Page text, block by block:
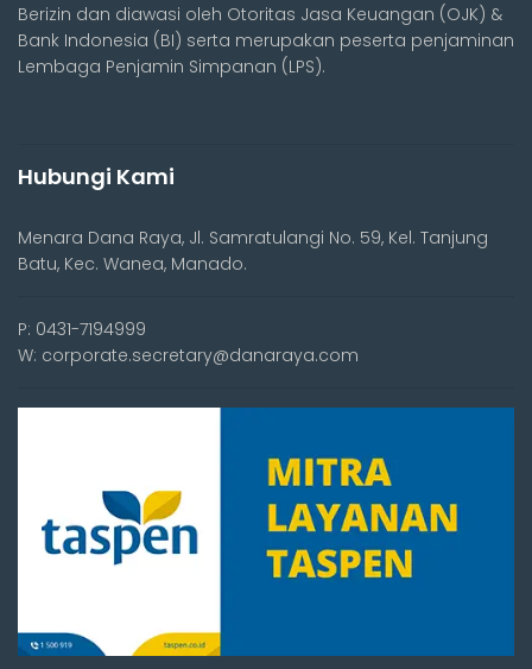
Berizin dan diawasi oleh Otoritas Jasa Keuangan (OJK) &
Bank Indonesia (BI) serta merupakan peserta penjaminan
Lembaga Penjamin Simpanan (LPS).
Hubungi Kami
Menara Dana Raya, Jl. Samratulangi No. 59, Kel. Tanjung
Batu, Kec. Wanea, Manado.
P: 0431-7194999
W: corporate.secretary@danaraya.com